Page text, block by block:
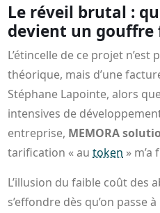
Le réveil brutal :
devient un
L’étincelle de ce projet
théorique, mais d’une
Stéphane Lapointe, alors
intensives de
entreprise, MEMORA
tarification « autoken »
L’illusion du faible coût des
s’effondre dès qu’on passe